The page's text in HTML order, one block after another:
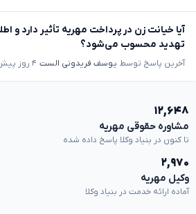
آیا خیانت زن در پرداخت مهریه تأثیر دارد و
تهدید محسوب می‌شود؟
آخرین پاسخ توسط یوسف فریدونی الست ۴ روز پیش
۱۲,۶۴۸
مشاوره حقوقی مهریه
تا کنون در بنیاد وکلا پاسخ داده شده
۲,۹۷۰
وکیل مهریه
آماده ارائه خدمت در بنیاد وکلا